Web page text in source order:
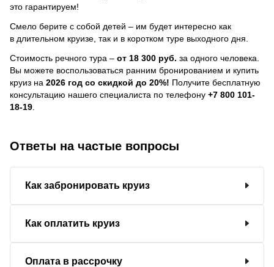
это гарантируем!
Смело берите с собой детей – им будет интересно как
в длительном круизе, так и в коротком туре выходного дня.
Стоимость речного тура – от 18 300 руб. за одного человека.
Вы можете воспользоваться ранним бронированием и купить
круиз на 2026 год со скидкой до 20%! Получите бесплатную
консультацию нашего специалиста по телефону +7 800 101-
18-19
Ответы на частые вопросы
Как забронировать круиз
Как оплатить круиз
Оплата в рассрочку